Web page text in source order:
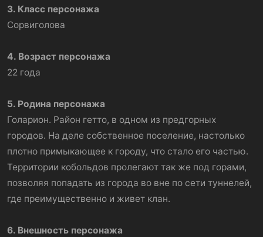
3. Класс персонажа
Сорвиголова
4. Возраст персонажа
22 года
5. Родина персонажа
Голарион. Район гетто, в одном из предгорных
городов. На деле собственное поселение, настолько
плотно примыкающее к городу, что стало его частью.
Территории кобольдов пролегают так же под горами,
позволяя попадать из города во вне по сети туннелей,
где преимущественно и живет клан.
6. Внешность персонажа